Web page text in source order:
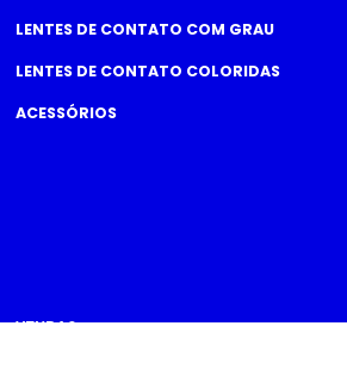
LENTES DE CONTATO COM GRAU
LENTES DE CONTATO COLORIDAS
ACESSÓRIOS
VENDAS